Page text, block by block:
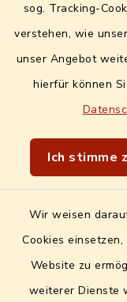
sog. Tracking-
verstehen, wie
unser Angebot
hierfür können
Ich stimme
Wir weisen
Cookies
Website zu
weiterer Dienste
Info- und
Landratsamt
Wir sind